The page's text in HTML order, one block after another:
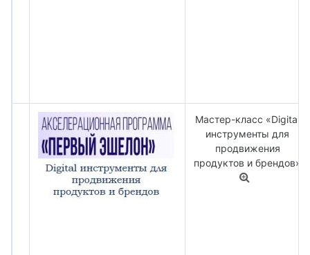
Мастер-класс «Digital
инструменты для
продвижения
продуктов и брендов»